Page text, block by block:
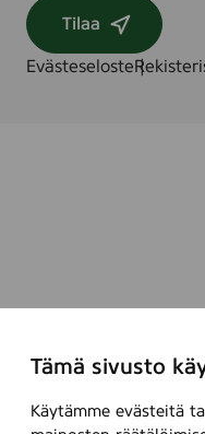
Tämä sivusto
Käytämme evästeitä
Tilaa
Evästeseloste